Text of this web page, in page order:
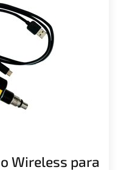
Wireless para